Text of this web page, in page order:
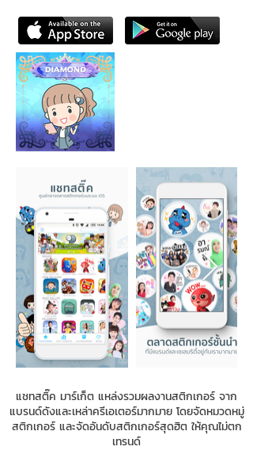
แชทสติ๊ค มาร์เก็ต แหล่งรวมผลงานสติกเกอร์ จาก
แบรนด์ดังและเหล่าครีเอเตอร์มากมาย โดยจัดหมวดหมู่
สติกเกอร์ และจัดอันดับสติกเกอร์สุดฮิต ให้คุณไม่ตก
เทรนด์